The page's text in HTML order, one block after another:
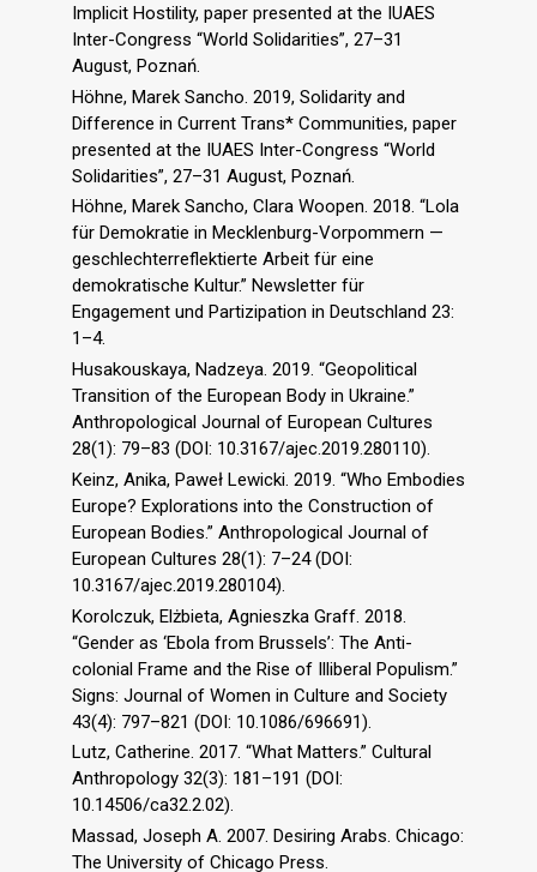
Implicit Hostility, paper presented at the IUAES
Inter-Congress “World Solidarities”, 27–31
August, Poznań.
Höhne, Marek Sancho. 2019, Solidarity and
Difference in Current Trans* Communities, paper
presented at the IUAES Inter-Congress “World
Solidarities”, 27–31 August, Poznań.
Höhne, Marek Sancho, Clara Woopen. 2018. “Lola
für Demokratie in Mecklenburg-Vorpommern —
geschlechterreflektierte Arbeit für eine
demokratische Kultur.” Newsletter für
Engagement und Partizipation in Deutschland 23:
1–4.
Husakouskaya, Nadzeya. 2019. “Geopolitical
Transition of the European Body in Ukraine.”
Anthropological Journal of European Cultures
28(1): 79–83 (DOI: 10.3167/ajec.2019.280110).
Keinz, Anika, Paweł Lewicki. 2019. “Who Embodies
Europe? Explorations into the Construction of
European Bodies.” Anthropological Journal of
European Cultures 28(1): 7–24 (DOI:
10.3167/ajec.2019.280104).
Korolczuk, Elżbieta, Agnieszka Graff. 2018.
“Gender as ‘Ebola from Brussels’: The Anti-
colonial Frame and the Rise of Illiberal Populism.”
Signs: Journal of Women in Culture and Society
43(4): 797–821 (DOI: 10.1086/696691).
Lutz, Catherine. 2017. “What Matters.” Cultural
Anthropology 32(3): 181–191 (DOI:
10.14506/ca32.2.02).
Massad, Joseph A. 2007. Desiring Arabs. Chicago:
The University of Chicago Press.